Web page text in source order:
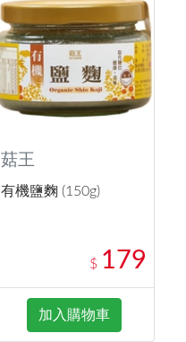
菇王
有機鹽麴 (150g)
$ 179
加入購物車